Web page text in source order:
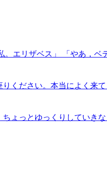
。エリザベス」 「やあ，ベ
りください。本当によく来
ょっとゆっくりしていき